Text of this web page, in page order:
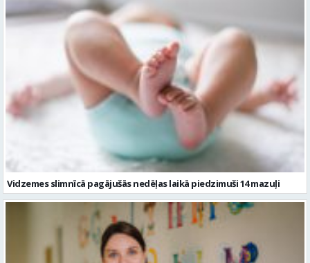
Vidzemes slimnīcā pagājušās nedēļas laikā piedzimuši 14 mazuļi